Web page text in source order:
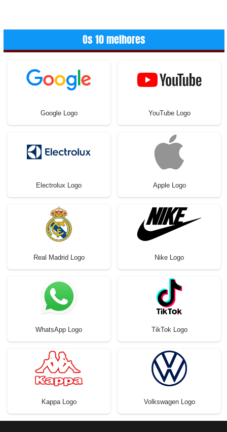
Os 10 melhores
Google Logo YouTube Logo
Electrolux Logo Apple Logo
Real Madrid Logo Nike Logo
WhatsApp Logo TikTok Logo
Kappa Logo Volkswagen Logo